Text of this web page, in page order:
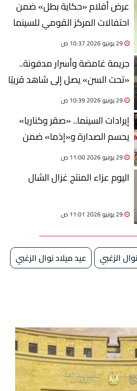
عرض أفلام «حكاية بطل» ضمن
احتفالات المركز القومي للسينما
بذكرى ثورة 30 يونيو
29 يونيو 2026 10:37 ص
جريمة غامضة وأسرار مدفونة..
«تحت السن» يصل إلى شاهد قريبًا
29 يونيو 2026 10:39 ص
إيرادات السينما.. «صقر وكناريا»
يحسم الصدارة و«إذما» ضمن
الكبار
29 يونيو 2026 11:00 ص
اليوم عزاء المنتج غزال الشال
29 يونيو 2026 11:01 ص
الزغبي عيد ميلاد نوال الزغبي